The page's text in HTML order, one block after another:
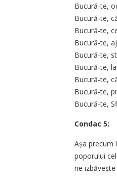
Bucură-te,
Bucură-te,
Bucură-te,
Bucură-te,
Bucură-te,
Bucură-te,
Bucură-te,
Bucură-te,
Bucură-te,
Condac 5:
Așa precum
poporului
ne